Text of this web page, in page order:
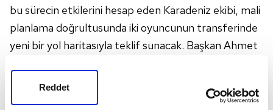
Reddet
bu sürecin etkilerini hesap eden Karadeniz ekibi, mali
planlama doğrultusunda iki oyuncunun transferinde
yeni bir yol haritasıyla teklif sunacak. Başkan Ahmet
mavililer sonuç almayı hedefliyor.